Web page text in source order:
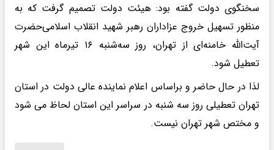
سخنگوی دولت گفته بود: هیئت دولت تصمیم گرفت که به
منظور تسهیل خروج عزاداران رهبر شهید انقلاب اسلامی‌حضرت
آیت‌الله خامنه‌ای از تهران، روز سه‌شنبه ۱۶ تیرماه این شهر
تعطیل شود.
لذا در حال حاضر و براساس اعلام نماینده عالی دولت در استان
تهران تعطیلی روز سه شنبه در سراسر این استان لحاظ می شود
و مختص شهر تهران نیست.